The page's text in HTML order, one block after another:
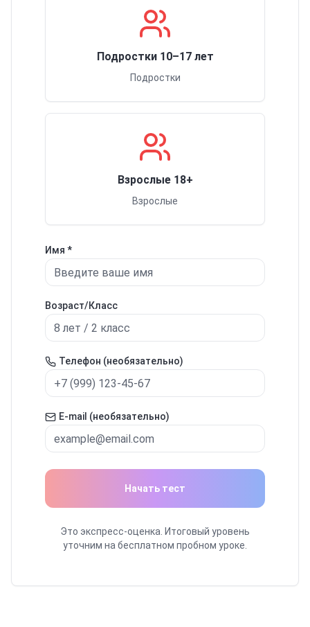
Подростки 10–17 лет
Подростки
Взрослые 18+
Взрослые
Имя *
Возраст/Класс
Телефон (необязательно)
E-mail (необязательно)
Начать тест
Это экспресс-оценка. Итоговый уровень
уточним на бесплатном пробном уроке.